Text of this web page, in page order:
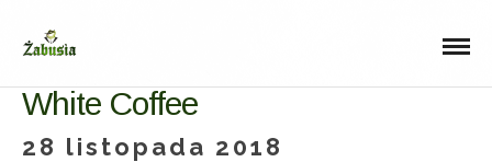
White Coffee
28 listopada 2018